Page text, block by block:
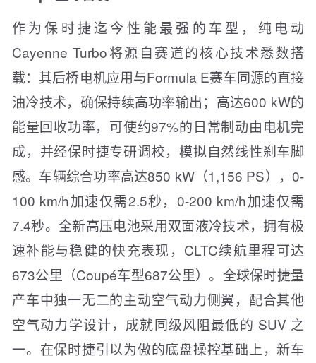
作为保时捷迄今性能最强的车型，纯电动
Cayenne Turbo将源自赛道的核心技术悉数搭
载：其后桥电机应用与Formula E赛车同源的直接
油冷技术，确保持续高功率输出；高达600 kW的
能量回收功率，可使约97%的日常制动由电机完
成，并经保时捷专研调校，模拟自然线性刹车脚
感。车辆综合功率高达850 kW（1,156 PS），0-
100 km/h加速仅需2.5秒，0-200 km/h加速仅需
7.4秒。全新高压电池采用双面液冷技术，拥有极
速补能与稳健的快充表现，CLTC续航里程可达
673公里（Coupé车型687公里）。全球保时捷量
产车中独一无二的主动空气动力侧翼，配合其他
空气动力学设计，成就同级风阻最低的 SUV 之
一。在保时捷引以为傲的底盘操控基础上，新车